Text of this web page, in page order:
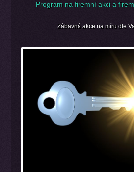
Program na firemní akci a
Zábavná akce na míru dle